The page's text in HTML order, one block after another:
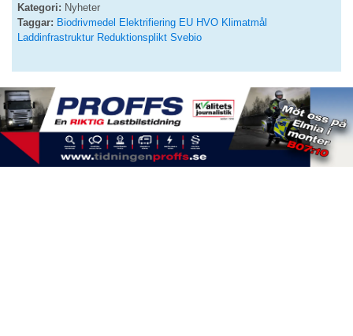
Kategori: Nyheter
Taggar: Biodrivmedel Elektrifiering EU HVO Klimatmål
Laddinfrastruktur Reduktionsplikt Svebio